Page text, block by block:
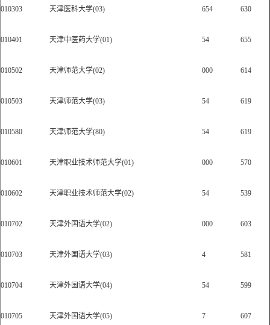
010303 天津医科大学(03) 654 630
010401 天津中医药大学(01) 54 655
010502 天津师范大学(02) 000 614
010503 天津师范大学(03) 54 619
010580 天津师范大学(80) 54 619
010601 天津职业技术师范大学(01) 000 570
010602 天津职业技术师范大学(02) 54 539
010702 天津外国语大学(02) 000 603
010703 天津外国语大学(03) 4 581
010704 天津外国语大学(04) 54 599
010705 天津外国语大学(05) 7 607